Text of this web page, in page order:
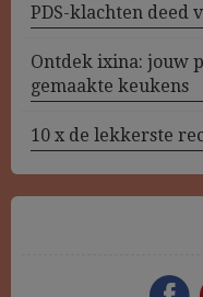
PDS-klachten deed
Ontdek ixina: jouw
gemaakte keukens
10 x de lekkerste